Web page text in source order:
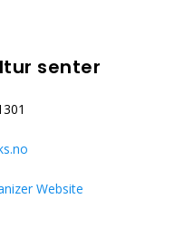
senter
Website